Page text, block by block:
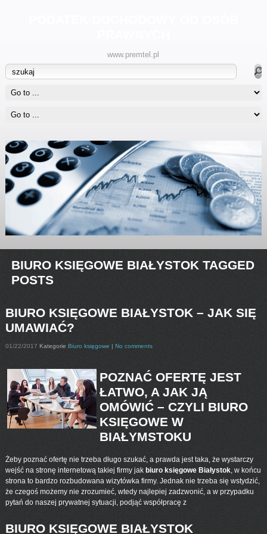
www.premtel.pl
BIURO KSIĘGOWE BIAŁYSTOK TAGGED
POSTS
BIURO KSIĘGOWE BIAŁYSTOK – JAK SIĘ
UMAWIAĆ?
01/22/2017 Kategorie Biuro księgowe | No comments
POZNAĆ OFERTĘ JEST
ŁATWO, A JAK JĄ
OMÓWIĆ – CZYLI BIURO
KSIĘGOWE W
BIAŁYMSTOKU
Żeby poznać ofertę nie trzeba długo szukać, a prawda jest taka, że wystarczy
wejść na stronę internetową takiej firmy jak biuro księgowe Białystok, w końcu
strona to bardzo rozbudowana wizytówka firmy. Jednak nie trzeba się wstydzić,
że czegoś możemy nie zrozumieć, wtedy najlepiej zadzwonić, a w przypadku
pytań do naszej prywatnej sytuacji, podjąć współpracę z
BIURO KSIĘGOWE BIAŁYSTOK